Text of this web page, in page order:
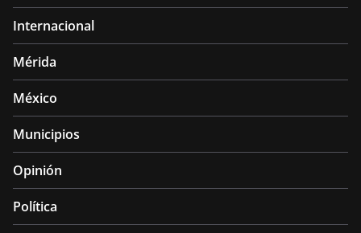
Internacional
Mérida
México
Municipios
Opinión
Política